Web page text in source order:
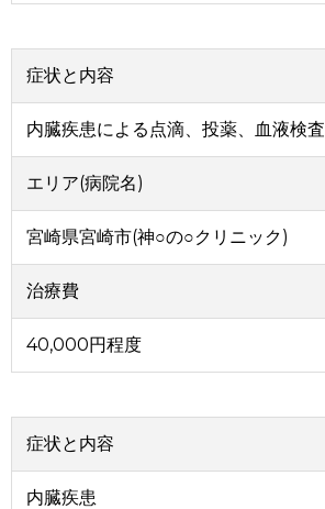
症状と内容
内臓疾患による点滴、投薬、血液検査
エリア(病院名)
宮崎県宮崎市(神○の○クリニック)
治療費
40,000円程度
症状と内容
内臓疾患